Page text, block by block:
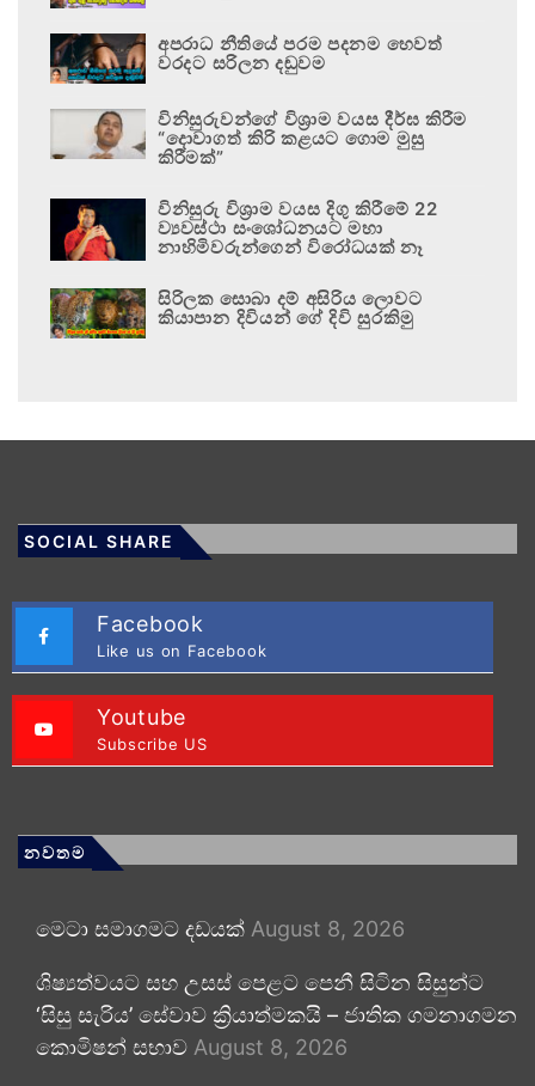
අපරාධ නීතියේ පරම පදනම හෙවත්
වරදට සරිලන දඬුවම
විනිසුරුවන්ගේ විශ්‍රාම වයස දීර්ඝ කිරීම
“දොවාගත් කිරි කළයට ගොම මුසු
කිරීමක්”
විනිසුරු විශ්‍රාම වයස දිගු කිරීමේ 22
ව්‍යවස්ථා සංශෝධනයට මහා
නාහිමිවරුන්ගෙන් විරෝධයක් නෑ
සිරිලක සොබා දම් අසිරිය ලොවට
කියාපාන දිවියන් ගේ දිවි සුරකිමු
SOCIAL SHARE
Facebook
Like us on Facebook
Youtube
Subscribe US
නවතම
මෙටා සමාගමට දඩයක් August 8, 2026
ශිෂ්‍යත්වයට සහ උසස් පෙළට පෙනී සිටින සිසුන්ට
‘සිසු සැරිය’ සේවාව ක්‍රියාත්මකයි – ජාතික ගමනාගමන
කොමිෂන් සභාව August 8, 2026